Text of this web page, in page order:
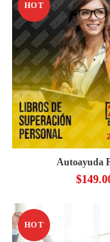
HOT
Autoayuda
$
HOT